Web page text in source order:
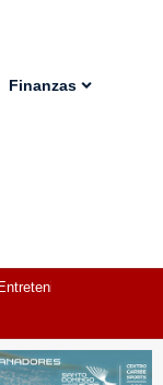
Finanzas